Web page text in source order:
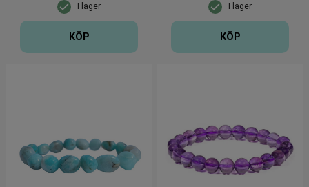
I lager
KÖP
I lager
KÖP